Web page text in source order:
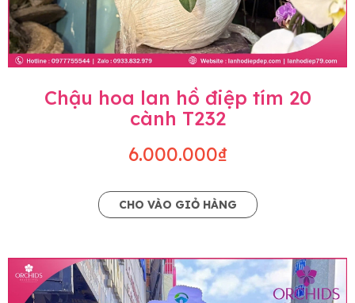
Chậu hoa lan hồ điệp tím 20
cành T232
6.000.000₫
CHO VÀO GIỎ HÀNG